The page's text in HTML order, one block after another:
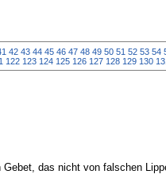
42 43 44 45 46 47 48 49 50 51 52 53 54
122 123 124 125 126 127 128 129 130
das nicht von falschen